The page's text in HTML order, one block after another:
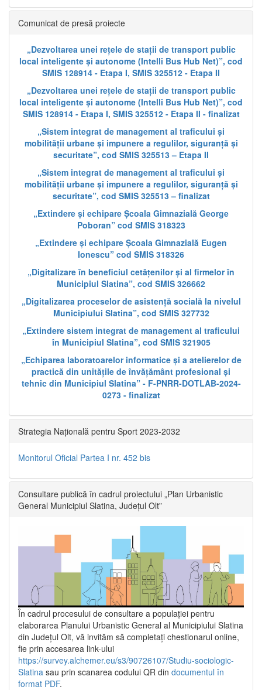
Comunicat de presă proiecte
„Dezvoltarea unei rețele de stații de transport public
local inteligente și autonome (Intelli Bus Hub Net)”, cod
SMIS 128914 - Etapa I, SMIS 325512 - Etapa II
„Dezvoltarea unei rețele de stații de transport public
local inteligente și autonome (Intelli Bus Hub Net)”, cod
SMIS 128914 - Etapa I, SMIS 325512 - Etapa II - finalizat
„Sistem integrat de management al traficului și
mobilității urbane și impunere a regulilor, siguranță și
securitate”, cod SMIS 325513 – Etapa II
„Sistem integrat de management al traficului și
mobilității urbane și impunere a regulilor, siguranță și
securitate”, cod SMIS 325513 – finalizat
„Extindere și echipare Școala Gimnazială George
Poboran” cod SMIS 318323
„Extindere și echipare Școala Gimnazială Eugen
Ionescu” cod SMIS 318326
„Digitalizare în beneficiul cetățenilor și al firmelor în
Municipiul Slatina”, cod SMIS 326662
„Digitalizarea proceselor de asistență socială la nivelul
Municipiului Slatina”, cod SMIS 327732
„Extindere sistem integrat de management al traficului
în Municipiul Slatina”, cod SMIS 321905
„Echiparea laboratoarelor informatice și a atelierelor de
practică din unitățile de învățământ profesional și
tehnic din Municipiul Slatina” - F-PNRR-DOTLAB-2024-
0273 - finalizat
Strategia Națională pentru Sport 2023-2032
Monitorul Oficial Partea I nr. 452 bis
Consultare publică în cadrul proiectului „Plan Urbanistic
General Municipiul Slatina, Județul Olt”
În cadrul procesului de consultare a populaţiei pentru
elaborarea Planului Urbanistic General al Municipiului Slatina
din Județul Olt, vă invităm să completați chestionarul online,
fie prin accesarea link-ului
https://survey.alchemer.eu/s3/90726107/Studiu-sociologic-
Slatina sau prin scanarea codului QR din documentul în
format PDF.